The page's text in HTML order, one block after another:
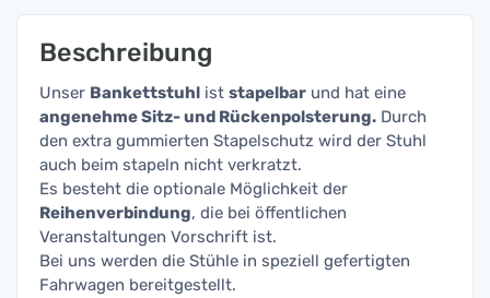
Beschreibung
Unser Bankettstuhl ist stapelbar und hat eine
angenehme Sitz- und Rückenpolsterung. Durch
den extra gummierten Stapelschutz wird der Stuhl
auch beim stapeln nicht verkratzt.
Es besteht die optionale Möglichkeit der
Reihenverbindung, die bei öffentlichen
Veranstaltungen Vorschrift ist.
Bei uns werden die Stühle in speziell gefertigten
Fahrwagen bereitgestellt.